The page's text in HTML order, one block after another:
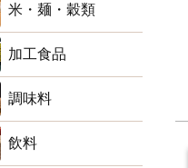
米・麺・穀類
加工食品
調味料
飲料